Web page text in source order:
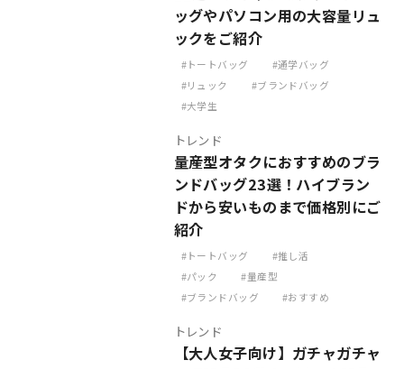
ッグやパソコン用の大容量リュ
ックをご紹介
トートバッグ
通学バッグ
リュック
ブランドバッグ
大学生
トレンド
量産型オタクにおすすめのブラ
ンドバッグ23選！ハイブラン
ドから安いものまで価格別にご
紹介
トートバッグ
推し活
パック
量産型
ブランドバッグ
おすすめ
トレンド
【大人女子向け】ガチャガチャ